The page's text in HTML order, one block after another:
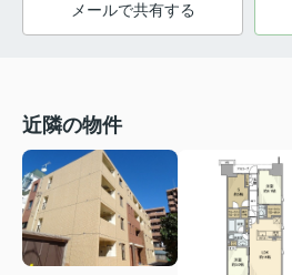
メールで共有する
近隣の物件